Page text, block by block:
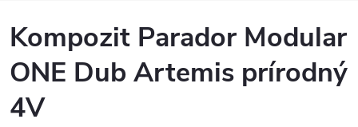
Kompozit Parador Modular
ONE Dub Artemis prírodný
4V